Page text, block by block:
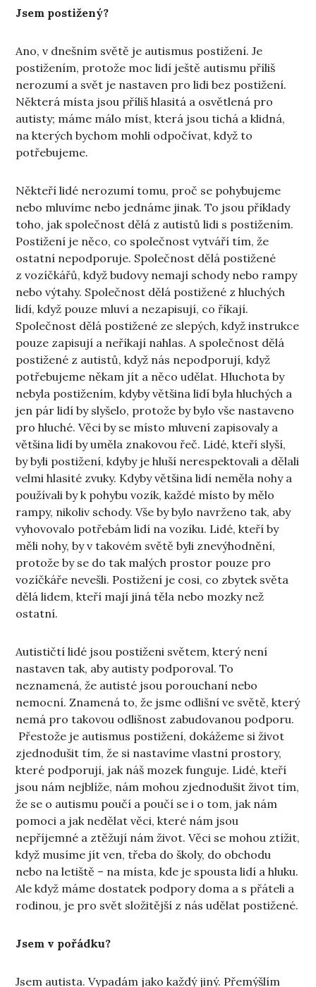
Jsem postižený?
Ano, v dnešním světě je autismus postižení. Je
postižením, protože moc lidí ještě autismu příliš
nerozumí a svět je nastaven pro lidi bez postižení.
Některá místa jsou příliš hlasitá a osvětlená pro
autisty; máme málo míst, která jsou tichá a klidná,
na kterých bychom mohli odpočívat, když to
potřebujeme.
Někteří lidé nerozumí tomu, proč se pohybujeme
nebo mluvíme nebo jednáme jinak. To jsou příklady
toho, jak společnost dělá z autistů lidi s postižením.
Postižení je něco, co společnost vytváří tím, že
ostatní nepodporuje. Společnost dělá postižené
z vozíčkářů, když budovy nemají schody nebo rampy
nebo výtahy. Společnost dělá postižené z hluchých
lidí, když pouze mluví a nezapisují, co říkají.
Společnost dělá postižené ze slepých, když instrukce
pouze zapisují a neříkají nahlas. A společnost dělá
postižené z autistů, když nás nepodporují, když
potřebujeme někam jít a něco udělat. Hluchota by
nebyla postižením, kdyby většina lidí byla hluchých a
jen pár lidí by slyšelo, protože by bylo vše nastaveno
pro hluché. Věci by se místo mluvení zapisovaly a
většina lidí by uměla znakovou řeč. Lidé, kteří slyší,
by byli postižení, kdyby je hluší nerespektovali a dělali
velmi hlasité zvuky. Kdyby většina lidí neměla nohy a
používali by k pohybu vozík, každé místo by mělo
rampy, nikoliv schody. Vše by bylo navrženo tak, aby
vyhovovalo potřebám lidí na vozíku. Lidé, kteří by
měli nohy, by v takovém světě byli znevýhodnění,
protože by se do tak malých prostor pouze pro
vozíčkáře nevešli. Postižení je cosi, co zbytek světa
dělá lidem, kteří mají jiná těla nebo mozky než
ostatní.
Autističtí lidé jsou postiženi světem, který není
nastaven tak, aby autisty podporoval. To
neznamená, že autisté jsou porouchaní nebo
nemocní. Znamená to, že jsme odlišní ve světě, který
nemá pro takovou odlišnost zabudovanou podporu.
Přestože je autismus postižení, dokážeme si život
zjednodušit tím, že si nastavíme vlastní prostory,
které podporují, jak náš mozek funguje. Lidé, kteří
jsou nám nejblíže, nám mohou zjednodušit život tím,
že se o autismu poučí a poučí se i o tom, jak nám
pomoci a jak nedělat věci, které nám jsou
nepříjemné a ztěžují nám život. Věci se mohou ztížit,
když musíme jít ven, třeba do školy, do obchodu
nebo na letiště – na místa, kde je spousta lidí a hluku.
Ale když máme dostatek podpory doma a s přáteli a
rodinou, je pro svět složitější z nás udělat postižené.
Jsem v pořádku?
Jsem autista. Vypadám jako každý jiný. Přemýšlím